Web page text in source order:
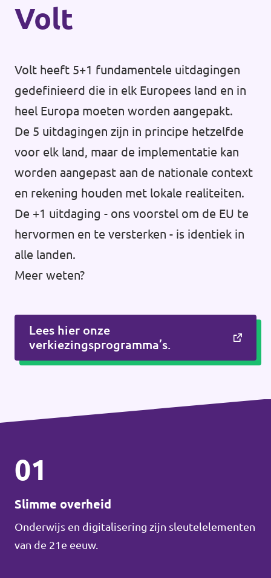
Volt
Volt heeft 5+1 fundamentele uitdagingen
gedefinieerd die in elk Europees land en in
heel Europa moeten worden aangepakt.
De 5 uitdagingen zijn in principe hetzelfde
voor elk land, maar de implementatie kan
worden aangepast aan de nationale context
en rekening houden met lokale realiteiten.
De +1 uitdaging - ons voorstel om de EU te
hervormen en te versterken - is identiek in
alle landen.
Meer weten?
Lees hier onze
verkiezingsprogramma’s.
01
Slimme overheid
Onderwijs en digitalisering zijn sleutelelementen
van de 21e eeuw.